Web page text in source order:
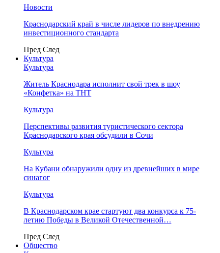
Новости
Краснодарский край в числе лидеров по внедрению
инвестиционного стандарта
Пред След
Культура
Культура
Житель Краснодара исполнит свой трек в шоу
«Конфетка» на ТНТ
Культура
Перспективы развития туристического сектора
Краснодарского края обсудили в Сочи
Культура
На Кубани обнаружили одну из древнейших в мире
синагог
Культура
В Краснодарском крае стартуют два конкурса к 75-
летию Победы в Великой Отечественной…
Пред След
Общество